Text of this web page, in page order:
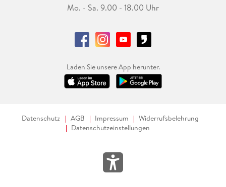
Mo. - Sa. 9.00 - 18.00 Uhr
Laden Sie unsere App herunter.
Datenschutz AGB Impressum
Widerrufsbelehrung
Datenschutzeinstellungen